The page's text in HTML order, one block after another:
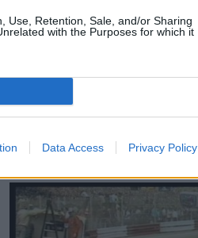
Use, Retention, Sale, and/or Sharing
with the Purposes for which it
Data Access Privacy Policy